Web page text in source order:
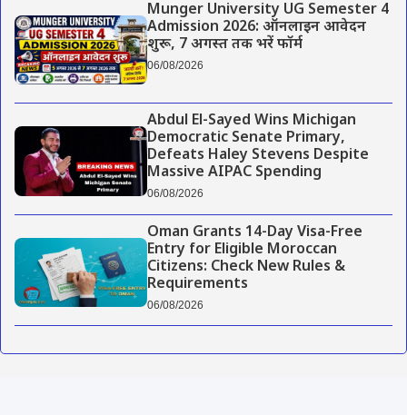
Munger University UG Semester 4
Admission 2026: ऑनलाइन आवेदन
शुरू, 7 अगस्त तक भरें फॉर्म
06/08/2026
Abdul El-Sayed Wins Michigan
Democratic Senate Primary,
Defeats Haley Stevens Despite
Massive AIPAC Spending
06/08/2026
Oman Grants 14-Day Visa-Free
Entry for Eligible Moroccan
Citizens: Check New Rules &
Requirements
06/08/2026